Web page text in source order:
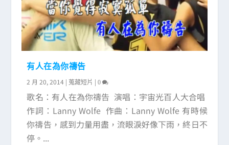
有人在為你禱告
2 月 20, 2014 |蒐藏短片 |0
歌名：有人在為你禱告 演唱：宇宙光百人大合唱
作詞：Lanny Wolfe 作曲：Lanny Wolfe 有時候
你禱告，感到力量用盡，流眼淚好像下雨，終日不
停。...